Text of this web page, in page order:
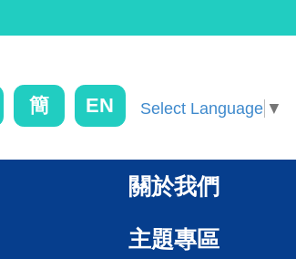
簡 EN Select Language ▼
關於我們
主題專區